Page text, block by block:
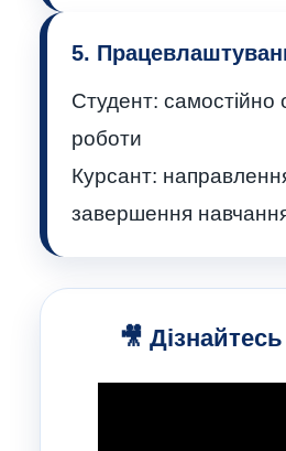
5.
Студент: самостійно
роботи
Курсант:
завершення
🎥